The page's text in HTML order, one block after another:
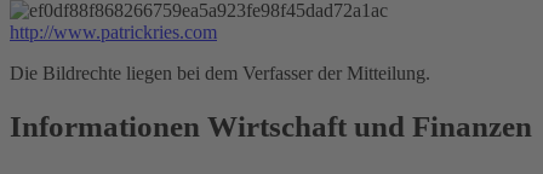
http://www.patrickries.com
Die Bildrechte liegen bei dem Verfasser der Mitteilung.
Informationen Wirtschaft und Finanzen